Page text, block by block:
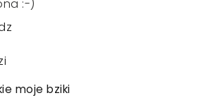
:-)
moje bziki